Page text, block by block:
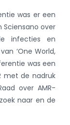
was er een
Sciensano over
infecties en
‘One World,
was een
met de nadruk
over AMR-
naar en de